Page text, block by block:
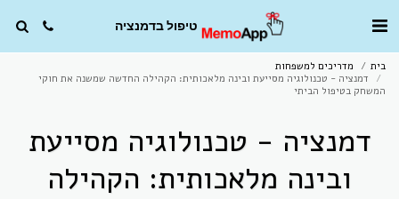
טיפול בדמנציה
בית
מדריכים למשפחות
דמנציה - טכנולוגיה מסייעת ובינה מלאכותית: הקהילה החדשה שמשנה את חוקי
המשחק בטיפול הביתי
דמנציה - טכנולוגיה מסייעת
ובינה מלאכותית: הקהילה